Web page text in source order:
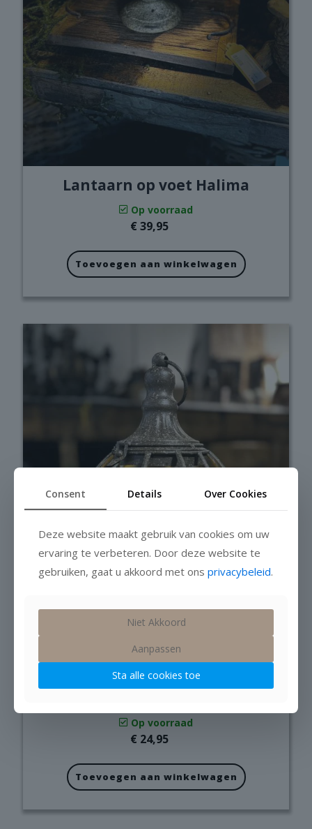
Lantaarn op voet Halima
Op voorraad
€ 39,95
Toevoegen aan winkelwagen
Op voorraad
€ 24,95
Toevoegen aan winkelwagen
Consent Details Over Cookies
Deze website maakt gebruik van cookies om uw
ervaring te verbeteren. Door deze website te
gebruiken, gaat u akkoord met ons privacybeleid.
Niet Akkoord
Aanpassen
Sta alle cookies toe